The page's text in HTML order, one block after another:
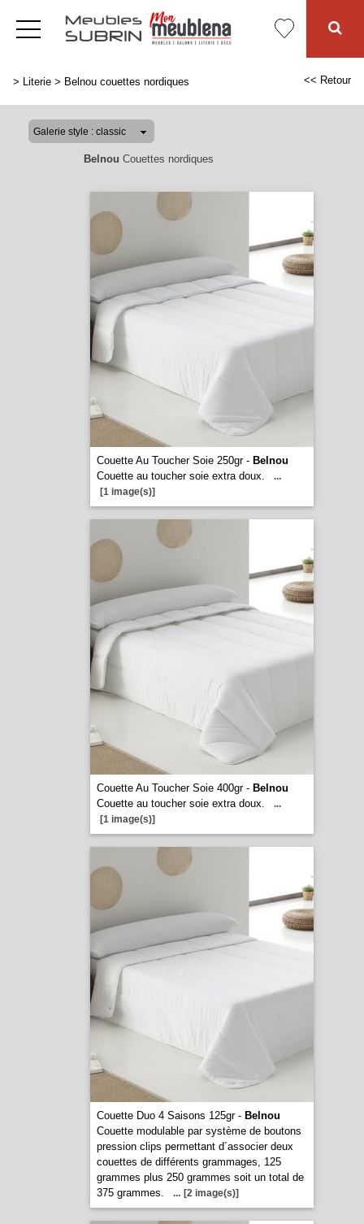
> Literie > Belnou couettes nordiques << Retour
Belnou Couettes nordiques
Couette Au Toucher Soie 250gr - Belnou
Couette au toucher soie extra doux.
...
[1 image(s)]
Couette Au Toucher Soie 400gr - Belnou
Couette au toucher soie extra doux.
...
[1 image(s)]
Couette Duo 4 Saisons 125gr - Belnou
Couette modulable par système de boutons
pression clips permettant d´associer deux
couettes de différents grammages, 125
grammes plus 250 grammes soit un total de
375 grammes.
... [2 image(s)]